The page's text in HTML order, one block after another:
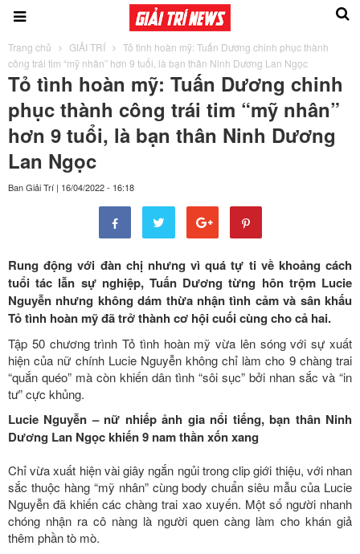
Trang chủ GIẢI TRÍ
Tỏ tình hoàn mỹ: Tuấn Dương chinh phục thành
công trái tim “mỹ nhân” hơn 9 tuổi, là bạn thân Ninh Dương Lan Ngọc
Tỏ tình hoàn mỹ: Tuấn Dương chinh
phục thành công trái tim “mỹ nhân”
hơn 9 tuổi, là bạn thân Ninh Dương
Lan Ngọc
Ban Giải Trí | 16/04/2022 - 16:18
Rung động với đàn chị nhưng vì quá tự ti về khoảng cách
tuổi tác lẫn sự nghiệp, Tuấn Dương từng hôn trộm Lucie
Nguyễn nhưng không dám thừa nhận tình cảm và sân khấu
Tỏ tình hoàn mỹ đã trở thành cơ hội cuối cùng cho cả hai.
Tập 50 chương trình Tỏ tình hoàn mỹ vừa lên sóng với sự xuất
hiện của nữ chính Lucie Nguyễn không chỉ làm cho 9 chàng trai
“quắn quéo” mà còn khiến dân tình “sôi sục” bởi nhan sắc và “in
tư” cực khủng.
Lucie Nguyễn – nữ nhiếp ảnh gia nổi tiếng, bạn thân Ninh
Dương Lan Ngọc khiến 9 nam thần xốn xang
Chỉ vừa xuất hiện vài giây ngắn ngủi trong clip giới thiệu, với nhan
sắc thuộc hàng “mỹ nhân” cùng body chuẩn siêu mẫu của Lucie
Nguyễn đã khiến các chàng trai xao xuyến. Một số người nhanh
chóng nhận ra cô nàng là người quen càng làm cho khán giả
thêm phần tò mò.